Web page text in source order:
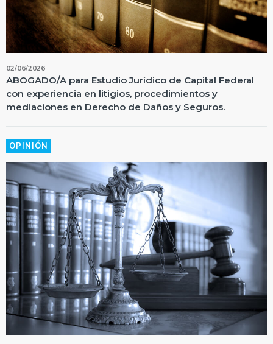
02/06/2026
ABOGADO/A para Estudio Jurídico de Capital Federal
con experiencia en litigios, procedimientos y
mediaciones en Derecho de Daños y Seguros.
OPINIÓN